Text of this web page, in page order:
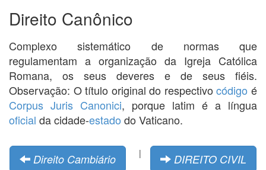
Direito Canônico
Complexo sistemático de normas que
regulamentam a organização da Igreja Católica
Romana, os seus deveres e de seus fiéis.
Observação: O título original do respectivocódigo é
Corpus Juris Canonici, porque latim é a língua
oficial da cidade-estado do Vaticano.
Direito Cambiário | DIREITO CIVIL